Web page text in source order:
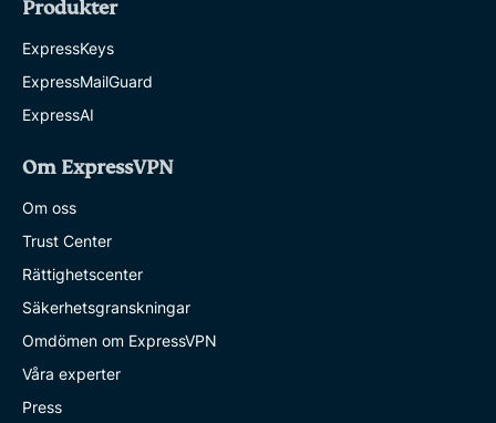
Produkter
ExpressKeys
ExpressMailGuard
ExpressAI
Om ExpressVPN
Om oss
Trust Center
Rättighetscenter
Säkerhetsgranskningar
Omdömen om ExpressVPN
Våra experter
Press